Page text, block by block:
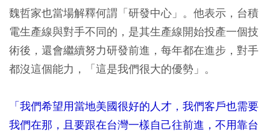
魏哲家也當場解釋何謂「研發中心」。他表示，台積
電生產線與對手不同的，是其生產線開始投產一個技
術後，還會繼續努力研發前進，每年都在進步，對手
都沒這個能力，「這是我們很大的優勢」。
「我們希望用當地美國很好的人才，我們客戶也需要
我們在那，且要跟在台灣一樣自己往前進，不用靠台